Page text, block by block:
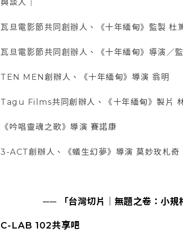
與談人｜
瓦旦電影節共同創辦人、《十年緬甸》監製 杜
瓦旦電影節共同創辦人、《十年緬甸》導演／
TEN MEN創辦人、《十年緬甸》導演 翁明
Tagu Films共同創辦人、《十年緬甸》製片
《吟唱靈魂之歌》導演 賽諾康
3-ACT創辦人、《蟻生幻夢》導演 莫妙玫札奇
── 「台灣切片｜無題之卷：小
C-LAB 102共享吧